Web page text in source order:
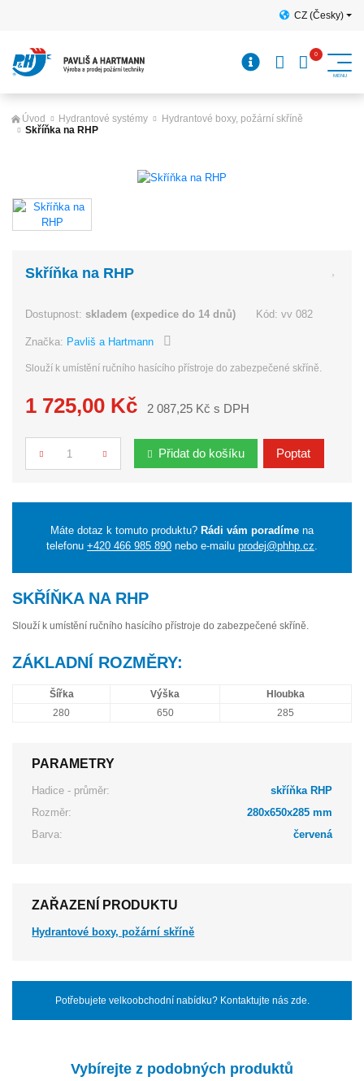
CZ (Česky)
Úvod Hydrantové systémy
Hydrantové boxy, požární skříně
Skříňka na RHP
Skříňka na RHP
Dostupnost:skladem (expedice do 14 dnů) Kód: vv 082
Značka: Pavliš a Hartmann
Slouží k umístění ručního hasícího přístroje do zabezpečené skříně.
1 725,00 Kč 2 087,25 Kč s DPH
Počet Přidat do košíku Poptat
Máte dotaz k tomuto produktu? Rádi vám poradíme na
telefonu +420 466 985 890 nebo e-mailu prodej@phhp.cz
SKŘÍŇKA NA RHP
Slouží k umístění ručního hasícího přístroje do zabezpečené skříně.
ZÁKLADNÍ ROZMĚRY:
Šířka Výška
Hloubka
280
650 285
PARAMETRY
Hadice - průměr:
skříňka RHP
Rozměr:
280x650x285 mm
Barva:
červená
ZAŘAZENÍ PRODUKTU
Hydrantové boxy, požární skříně
Potřebujete velkoobchodní nabídku? Kontaktujte nás zde.
Vybírejte z podobných produktů